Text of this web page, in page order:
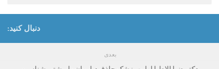
دنبال کنید:
بعدی